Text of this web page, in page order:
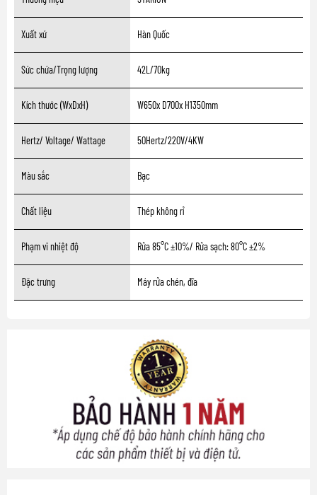
Xuất xứ Hàn Quốc
Sức chứa/Trọng lượng 42L/70kg
Kích thước (WxDxH) W650x D700x H1350mm
Hertz/ Voltage/ Wattage 50Hertz/220V/4KW
Màu sắc Bạc
Chất liệu Thép không rỉ
Phạm vi nhiệt độ Rửa 85°C ±10%/ Rửa sạch: 80°C ±2%
Đặc trưng Máy rửa chén, đĩa